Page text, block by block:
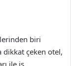
biri
dikkat çeken otel,
ile iş